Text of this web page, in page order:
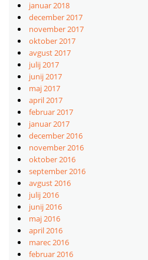
januar 2018
december 2017
november 2017
oktober 2017
avgust 2017
julij 2017
junij 2017
maj 2017
april 2017
februar 2017
januar 2017
december 2016
november 2016
oktober 2016
september 2016
avgust 2016
julij 2016
junij 2016
maj 2016
april 2016
marec 2016
februar 2016